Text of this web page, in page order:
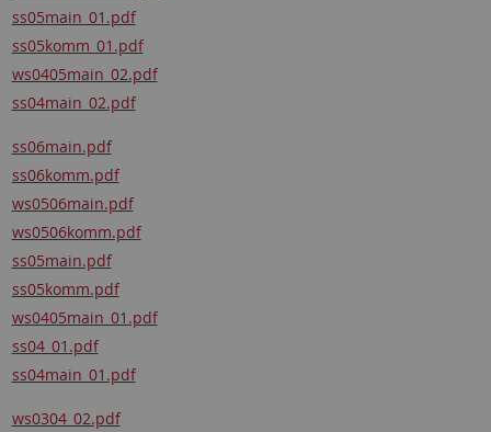
ss05main_01.pdf
ss05komm_01.pdf
ws0405main_02.pdf
ss04main_02.pdf
ss06main.pdf
ss06komm.pdf
ws0506main.pdf
ws0506komm.pdf
ss05main.pdf
ss05komm.pdf
ws0405main_01.pdf
ss04_01.pdf
ss04main_01.pdf
ws0304_02.pdf